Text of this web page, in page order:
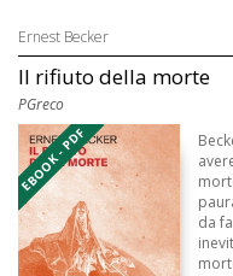
Ernest Becker
Il rifiuto della morte
PGreco
EBOOK - PDF
da